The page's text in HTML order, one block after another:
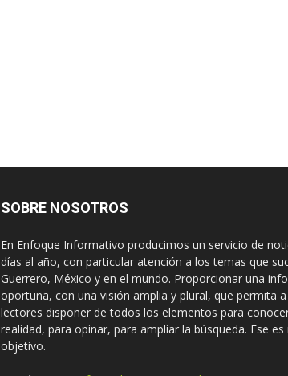
SOBRE NOSOTROS
En Enfoque Informativo producimos un servicio de
días al año, con particular atención a los temas que
Guerrero, México y en el mundo. Proporcionar una
oportuna, con una visión amplia y plural, que permita
lectores disponer de todos los elementos para
realidad, para opinar, para ampliar la búsqueda. Ese
objetivo.